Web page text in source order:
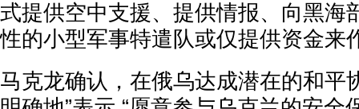
式提供空中支援、提供情报、向黑海
性的小型军事特遣队或仅提供资金来
马克龙确认，在俄乌达成潜在的和平